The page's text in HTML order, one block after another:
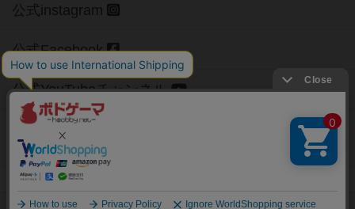
公式instagram
公式Facebook
公式YouTubeチャンネル